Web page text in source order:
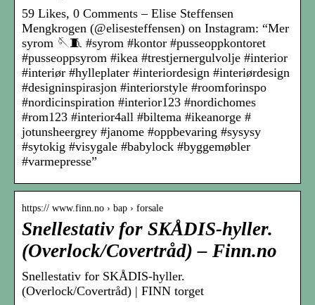
59 Likes, 0 Comments – Elise Steffensen
Mengkrogen (@elisesteffensen) on Instagram: “Mer
syrom 🪡🧵 #syrom #kontor #pusseoppkontoret
#pusseoppsyrom #ikea #trestjernergulvolje #interior
#interiør #hylleplater #interiordesign #interiørdesign
#designinspirasjon #interiorstyle #roomforinspo
#nordicinspiration #interior123 #nordichomes
#rom123 #interior4all #biltema #ikeanorge #
jotunsheergrey #janome #oppbevaring #sysysy
#sytokig #visygale #babylock #byggemøbler
#varmepresse”
https:// www.finn.no › bap › forsale
Snellestativ for SKÅDIS-hyller.
(Overlock/Covertråd) – Finn.no
Snellestativ for SKÅDIS-hyller.
(Overlock/Covertråd) | FINN torget